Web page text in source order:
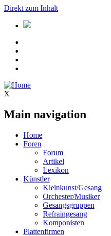
Direkt zum Inhalt
X
Main navigation
Home
Foren
Forum
Artikel
Lexikon
Künstler
Kleinkunst/Gesang
Orchester/Musiker
Gesangsgruppen
Refraingesang
Komponisten
Plattenfirmen